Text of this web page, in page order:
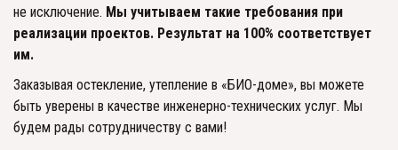
не исключение. Мы учитываем такие требования при
реализации проектов. Результат на 100% соответствует
им.
Заказывая остекление, утепление в «БИО-доме», вы можете
быть уверены в качестве инженерно-технических услуг. Мы
будем рады сотрудничеству с вами!